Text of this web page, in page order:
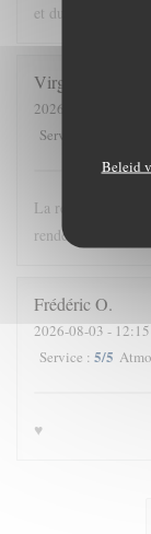
Beleid
et du u service…
Virginie
2026-08-01
-
Service
La revisite de la
rendez-vous et le
FrédéricO
2026-08-03- 12:15
Service : 5/5
♥️